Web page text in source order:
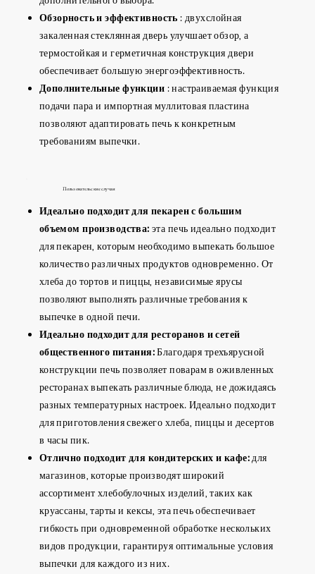
Обзорность и эффективность : двухслойная
закаленная стеклянная дверь улучшает обзор, а
термостойкая и герметичная конструкция двери
обеспечивает большую энергоэффективность.
Дополнительные функции : настраиваемая функция
подачи пара и импортная муллитовая пластина
позволяют адаптировать печь к конкретным
требованиям выпечки.
Пользовательские случаи
Идеально подходит для пекарен с большим
объемом производства: эта печь идеально подходит
для пекарен, которым необходимо выпекать большое
количество различных продуктов одновременно. От
хлеба до тортов и пиццы, независимые ярусы
позволяют выполнять различные требования к
выпечке в одной печи.
Идеально подходит для ресторанов и сетей
общественного питания:Благодаря трехъярусной
конструкции печь позволяет поварам в оживленных
ресторанах выпекать различные блюда, не дожидаясь
разных температурных настроек. Идеально подходит
для приготовления свежего хлеба, пиццы и десертов
в часы пик.
Отлично подходит для кондитерских и кафе:для
магазинов, которые производят широкий
ассортимент хлебобулочных изделий, таких как
круассаны, тарты и кексы, эта печь обеспечивает
гибкость при одновременной обработке нескольких
видов продукции, гарантируя оптимальные условия
выпечки для каждого из них.